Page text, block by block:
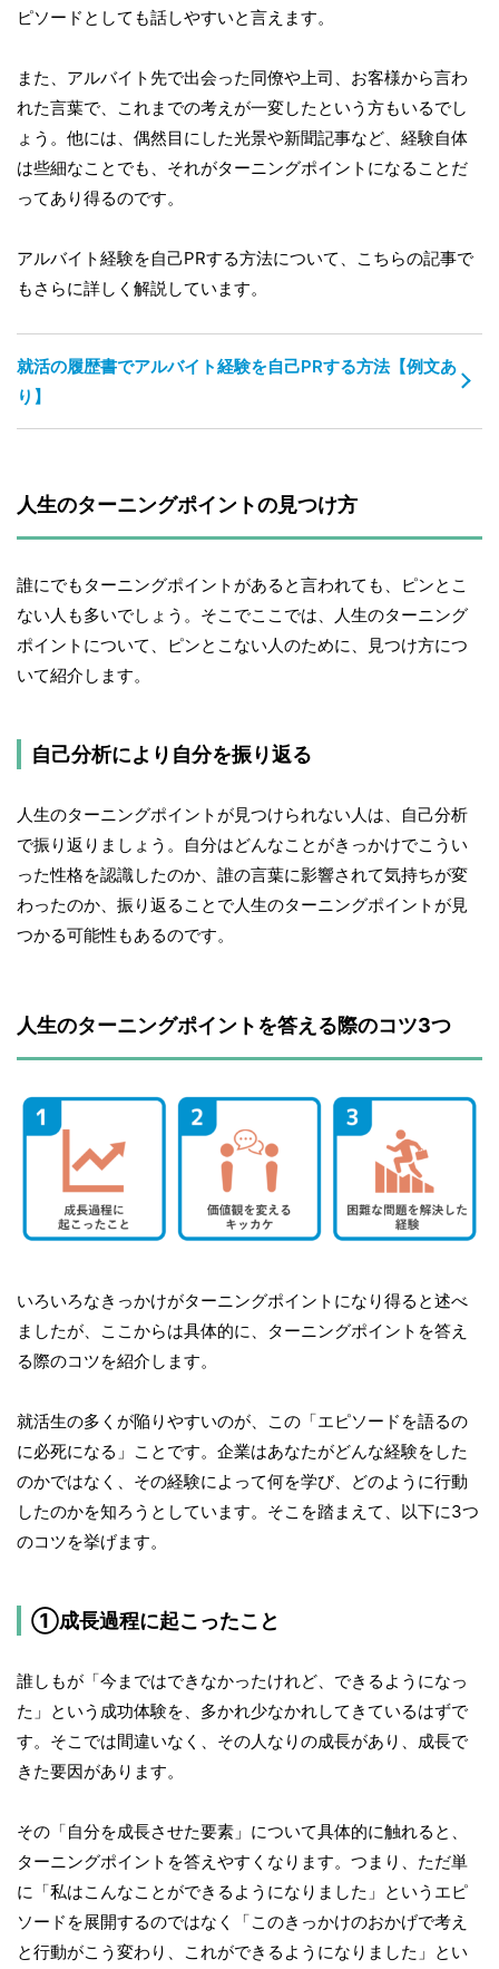
ピソードとしても話しやすいと言えます。
また、アルバイト先で出会った同僚や上司、お客様から言わ
れた言葉で、これまでの考えが一変したという方もいるでし
ょう。他には、偶然目にした光景や新聞記事など、経験自体
は些細なことでも、それがターニングポイントになることだ
ってあり得るのです。
アルバイト経験を自己PRする方法について、こちらの記事で
もさらに詳しく解説しています。
就活の履歴書でアルバイト経験を自己PRする方法【例文あ
り】
人生のターニングポイントの見つけ方
誰にでもターニングポイントがあると言われても、ピンとこ
ない人も多いでしょう。そこでここでは、人生のターニング
ポイントについて、ピンとこない人のために、見つけ方につ
いて紹介します。
自己分析により自分を振り返る
人生のターニングポイントが見つけられない人は、自己分析
で振り返りましょう。自分はどんなことがきっかけでこうい
った性格を認識したのか、誰の言葉に影響されて気持ちが変
わったのか、振り返ることで人生のターニングポイントが見
つかる可能性もあるのです。
人生のターニングポイントを答える際のコツ3つ
いろいろなきっかけがターニングポイントになり得ると述べ
ましたが、ここからは具体的に、ターニングポイントを答え
る際のコツを紹介します。
就活生の多くが陥りやすいのが、この「エピソードを語るの
に必死になる」ことです。企業はあなたがどんな経験をした
のかではなく、その経験によって何を学び、どのように行動
したのかを知ろうとしています。そこを踏まえて、以下に3つ
のコツを挙げます。
①成長過程に起こったこと
誰しもが「今まではできなかったけれど、できるようになっ
た」という成功体験を、多かれ少なかれしてきているはずで
す。そこでは間違いなく、その人なりの成長があり、成長で
きた要因があります。
その「自分を成長させた要素」について具体的に触れると、
ターニングポイントを答えやすくなります。つまり、ただ単
に「私はこんなことができるようになりました」というエピ
ソードを展開するのではなく「このきっかけのおかげで考え
と行動がこう変わり、これができるようになりました」とい